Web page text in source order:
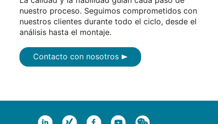
nuestro proceso. Seguimos comprometidos con
nuestros clientes durante todo el ciclo, desde el
análisis hasta el montaje.
Contacto con nosotros